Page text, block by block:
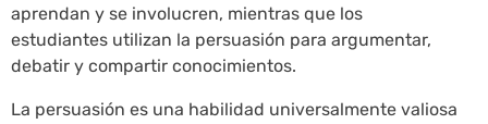
aprendan y se involucren, mientras que los
estudiantes utilizan la persuasión para argumentar,
debatir y compartir conocimientos.
La persuasión es una habilidad universalmente valiosa